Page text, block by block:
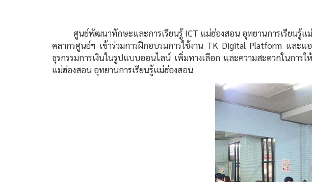
ศูนย์พัฒนาทักษะและการเรียนรู้ ICT แม่ฮ่องสอน อุทยานการเรียนรู้แม่
คลากรศูนย์ฯ เข้าร่วมการฝึกอบรมการใช้งาน TK Digital Platform และ
ธุรกรรมการเงินในรูปแบบออนไลน์ เพิ่มทางเลือก และความสะดวกในก
แม่ฮ่องสอน อุทยานการเรียนรู้แม่ฮ่องสอน